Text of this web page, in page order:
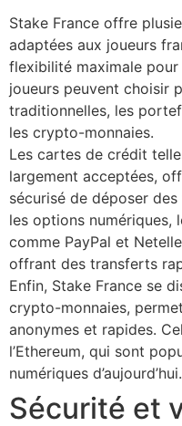
Stake France offre
adaptées aux joueurs
flexibilité maximale
joueurs peuvent choisir
traditionnelles, les
les crypto-monnaies.
Les cartes de crédit
largement acceptées,
sécurisé de déposer
les options numériques,
comme PayPal et
offrant des transferts
Enfin, Stake France se
crypto-monnaies,
anonymes et rapides.
l’Ethereum, qui sont
numériques d’aujourd’hui.
Sécurité et